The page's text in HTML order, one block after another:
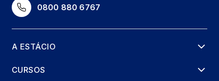
0800 880 6767
A ESTÁCIO
CURSOS